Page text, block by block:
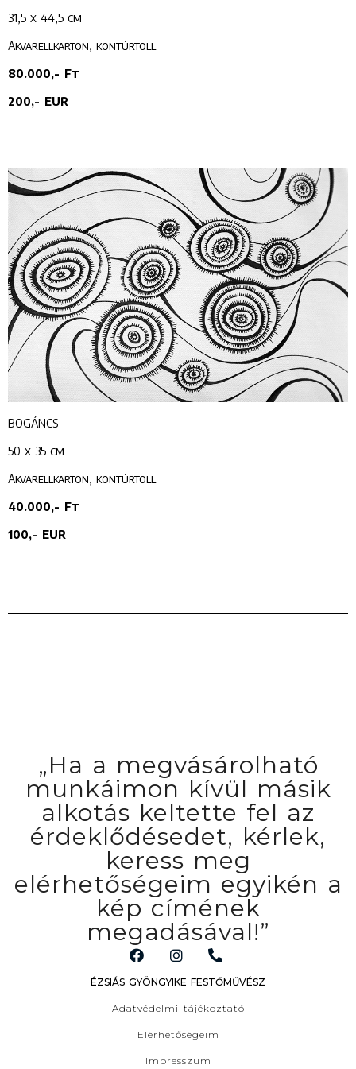
31,5 x 44,5 cm
Akvarellkarton, kontúrtoll
80.000,- Ft
200,- EUR
BOGÁNCS
50 x 35 cm
Akvarellkarton, kontúrtoll
40.000,- Ft
100,- EUR
„Ha a megvásárolható
munkáimon kívül másik
alkotás keltette fel az
érdeklődésedet, kérlek,
keress meg
elérhetőségeim egyikén a
kép címének
megadásával!”
ÉZSIÁS GYÖNGYIKE FESTŐMŰVÉSZ
Adatvédelmi tájékoztató
Elérhetőségeim
Impresszum